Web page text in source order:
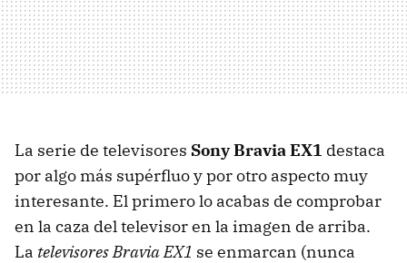
La serie de televisores Sony Bravia EX1 destaca
por algo más supérfluo y por otro aspecto muy
interesante. El primero lo acabas de comprobar
en la caza del televisor en la imagen de arriba.
La televisores Bravia EX1 se enmarcan (nunca